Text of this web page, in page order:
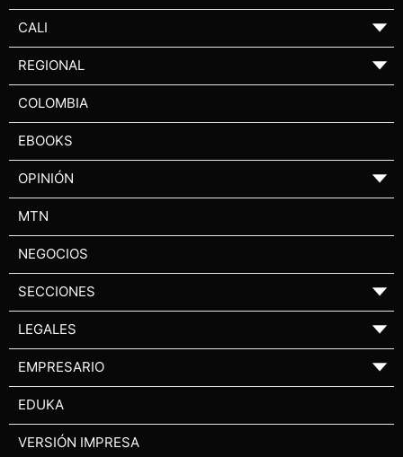
CALI ▼
REGIONAL ▼
COLOMBIA
EBOOKS
OPINIÓN ▼
MTN
NEGOCIOS
SECCIONES ▼
LEGALES ▼
EMPRESARIO ▼
EDUKA
VERSIÓN IMPRESA